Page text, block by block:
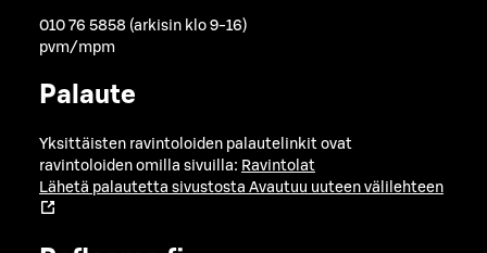
010 76 5858 (arkisin klo 9-16)
pvm/mpm
Palaute
Yksittäisten ravintoloiden palautelinkit ovat
ravintoloiden omilla sivuilla: Ravintolat
Lähetä palautetta sivustosta Avautuu uuteen välilehteen